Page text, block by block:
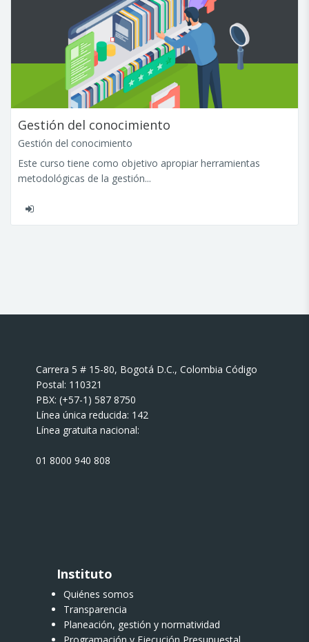
Gestión del conocimiento
Gestión del conocimiento
Este curso tiene como objetivo apropiar herramientas
metodológicas de la gestión...
Carrera 5 # 15-80, Bogotá D.C., Colombia Código
Postal: 110321
PBX: (+57-1) 587 8750
Línea única reducida: 142
Línea gratuita nacional:
01 8000 940 808
Instituto
Quiénes somos
Transparencia
Planeación, gestión y normatividad